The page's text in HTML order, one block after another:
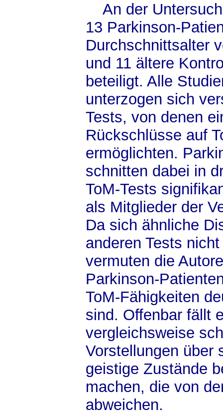
An der
13 Parkinson-
Durchschnittsalter
und 11 ältere
beteiligt. Alle
unterzogen sich
Tests, von denen
Rückschlüsse auf
ermöglichten.
schnitten dabei in
ToM-Tests
als Mitglieder der
Da sich ähnliche
anderen Tests
vermuten die
Parkinson-
ToM-Fähigkeiten
sind. Offenbar fällt
vergleichsweise
Vorstellungen über
geistige Zustände
machen, die von
abweichen.